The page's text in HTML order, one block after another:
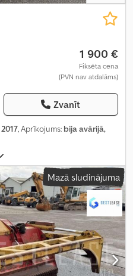
1 900 €
Fiksēta cena
(PVN nav atdalāms)
Zvanīt
2017, Aprīkojums: bija avārijā,
Mazā sludinājuma